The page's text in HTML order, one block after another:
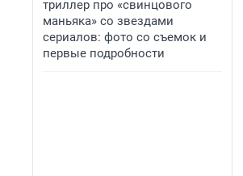
триллер про «свинцового
маньяка» со звездами
сериалов: фото со съемок и
первые подробности